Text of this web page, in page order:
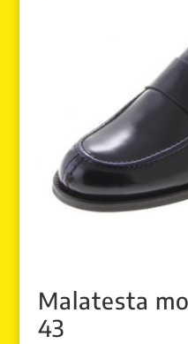
Malatesta
43